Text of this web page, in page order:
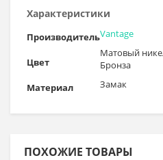
Характеристики
ПроизводительVantage
Цвет
Матовый
Бронза
Материал
Замак
ПОХОЖИЕ ТОВАРЫ